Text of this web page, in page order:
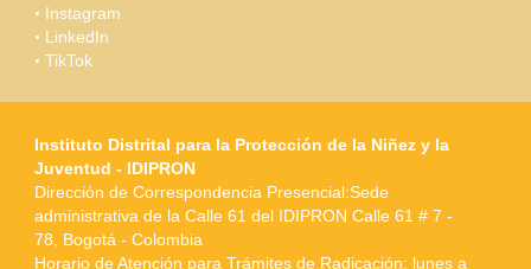
Instagram
LinkedIn
TikTok
Instituto Distrital para la Protección de la Niñez y la
Juventud - IDIPRON
Dirección de Correspondencia Presencial:Sede
administrativa de la Calle 61 del IDIPRON Calle 61 # 7 -
78, Bogotá - Colombia
Horario de Atención para Trámites de Radicación: lunes a